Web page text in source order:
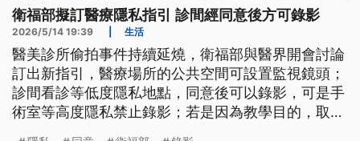
衛福部擬訂醫療隱私指引 診間經同意後方可錄影
2026/5/14 19:39 生活
醫美診所偷拍事件持續延燒，衛福部與醫界開會討論
訂出新指引，醫療場所的公共空間可設置監視鏡頭；
診間看診等低度隱私地點，同意後可以錄影，可是手
術室等高度隱私禁止錄影；若是因為教學目的，取得